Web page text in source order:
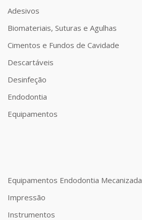
Adesivos
Biomateriais, Suturas e Agulhas
Cimentos e Fundos de Cavidade
Descartáveis
Desinfeção
Endodontia
Equipamentos
Equipamentos Endodontia Mecanizada
Impressão
Instrumentos